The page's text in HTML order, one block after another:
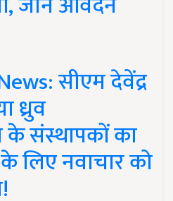
सीएम देवेंद्र
ध्रुव
के संस्थापकों का
लिए नवाचार को